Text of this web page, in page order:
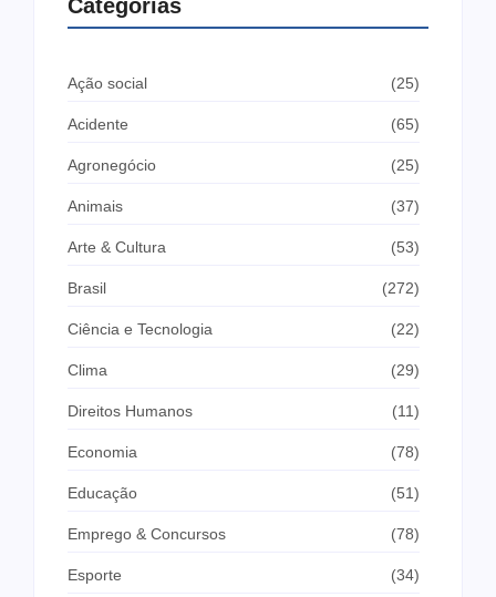
Categorias
Ação social (25)
Acidente (65)
Agronegócio (25)
Animais (37)
Arte & Cultura (53)
Brasil (272)
Ciência e Tecnologia (22)
Clima (29)
Direitos Humanos (11)
Economia (78)
Educação (51)
Emprego & Concursos (78)
Esporte (34)